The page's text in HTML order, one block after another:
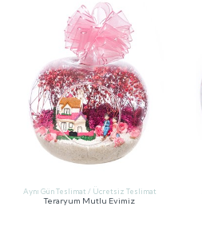
Aynı Gün Teslimat / Ücretsiz Teslimat
Teraryum Mutlu Evimiz